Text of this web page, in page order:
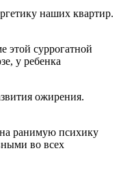
наших квартир.
этой суррогатной
у ребенка
ожирения.
ранимую психику
во всех